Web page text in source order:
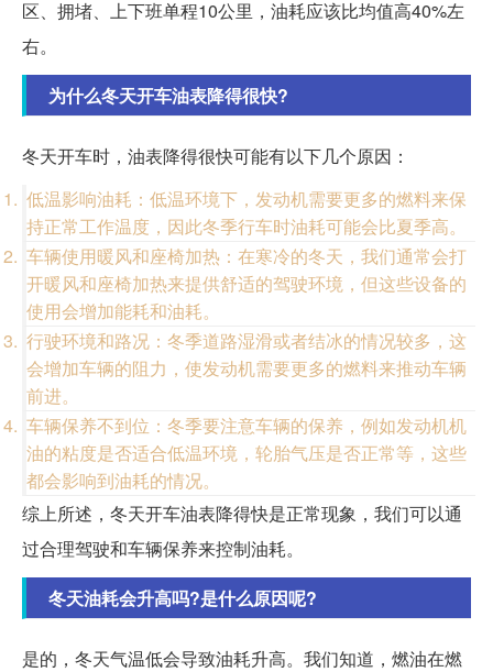
区、拥堵、上下班单程10公里，油耗应该比均值高40%左
右。
为什么冬天开车油表降得很快?
冬天开车时，油表降得很快可能有以下几个原因：
低温影响油耗：低温环境下，发动机需要更多的燃料来保
持正常工作温度，因此冬季行车时油耗可能会比夏季高。
车辆使用暖风和座椅加热：在寒冷的冬天，我们通常会打
开暖风和座椅加热来提供舒适的驾驶环境，但这些设备的
使用会增加能耗和油耗。
行驶环境和路况：冬季道路湿滑或者结冰的情况较多，这
会增加车辆的阻力，使发动机需要更多的燃料来推动车辆
前进。
车辆保养不到位：冬季要注意车辆的保养，例如发动机机
油的粘度是否适合低温环境，轮胎气压是否正常等，这些
都会影响到油耗的情况。
综上所述，冬天开车油表降得快是正常现象，我们可以通
过合理驾驶和车辆保养来控制油耗。
冬天油耗会升高吗?是什么原因呢?
是的，冬天气温低会导致油耗升高。我们知道，燃油在燃